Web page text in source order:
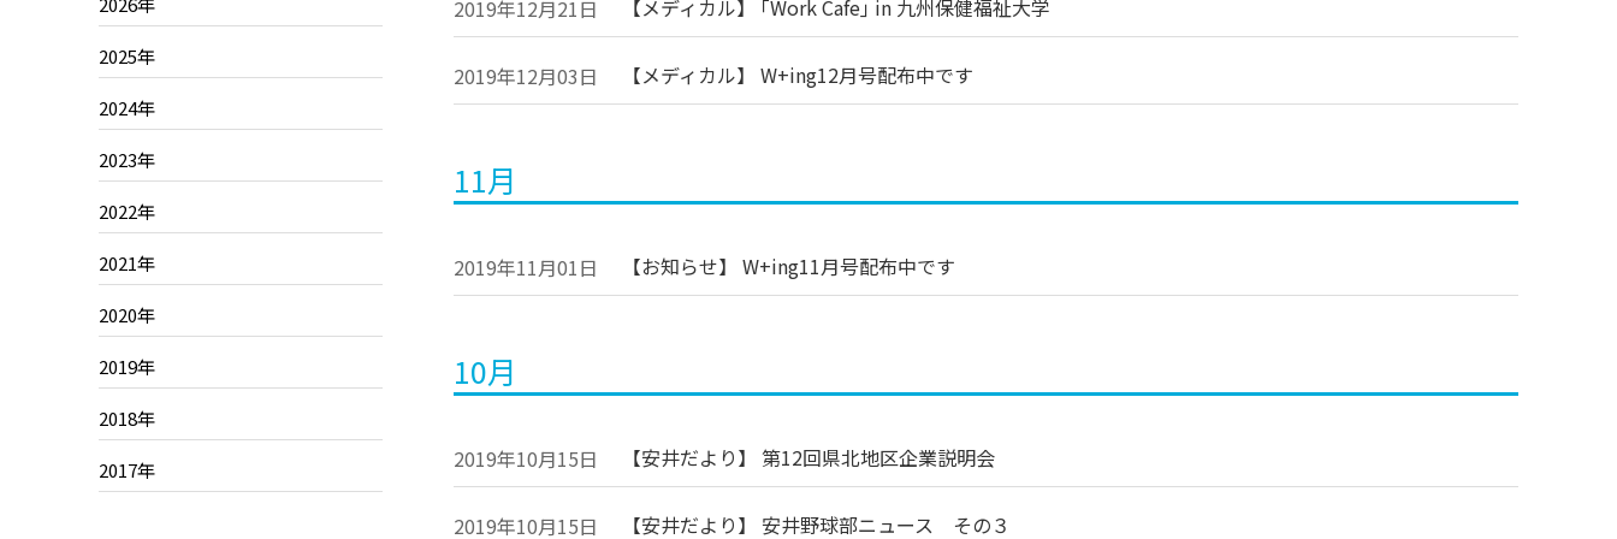
2019年12月21日 【メディカル】 ｢Work Cafe｣ in 九州保健福祉大学
2019年12月03日 【メディカル】 W+ing12月号配布中です
11月
2019年11月01日 【お知らせ】 W+ing11月号配布中です
10月
2019年10月15日 【安井だより】 第12回県北地区企業説明会
2019年10月15日 【安井だより】 安井野球部ニュース その３
2025年
2024年
2023年
2022年
2021年
2020年
2019年
2018年
2017年